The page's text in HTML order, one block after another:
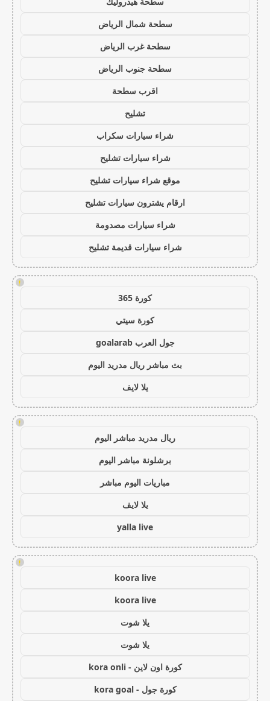
سطحة شمال الرياض
سطحة غرب الرياض
سطحة جنوب الرياض
اقرب سطحة
تشليح
شراء سيارات سكراب
شراء سيارات تشليح
موقع شراء سيارات تشليح
ارقام يشترون سيارات تشليح
شراء سيارات مصدومة
شراء سيارات قديمة تشليح
!
كورة 365
كورة سيتي
جول العرب goalarab
بث مباشر ريال مدريد اليوم
يلا لايف
!
ريال مدريد مباشر اليوم
برشلونة مباشر اليوم
مباريات اليوم مباشر
يلا لايف
yalla live
!
koora live
koora live
يلا شوت
يلا شوت
كورة اون لاين - kora onli
كورة جول - kora goal